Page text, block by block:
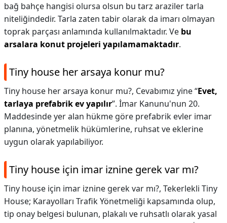
bağ bahçe hangisi olursa olsun bu tarz araziler tarla
niteliğindedir. Tarla zaten tabir olarak da imarı olmayan
toprak parçası anlamında kullanılmaktadır. Ve bu
arsalara konut projeleri yapılamamaktadır.
Tiny house her arsaya konur mu?
Tiny house her arsaya konur mu?, Cevabımız yine “Evet,
tarlaya prefabrik ev yapılır”. İmar Kanunu'nun 20.
Maddesinde yer alan hükme göre prefabrik evler imar
planına, yönetmelik hükümlerine, ruhsat ve eklerine
uygun olarak yapılabiliyor.
Tiny house için imar iznine gerek var mı?
Tiny house için imar iznine gerek var mı?, Tekerlekli Tiny
House; Karayolları Trafik Yönetmeliği kapsamında olup,
tip onay belgesi bulunan, plakalı ve ruhsatlı olarak yasal